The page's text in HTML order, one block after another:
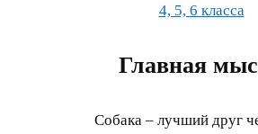
4, 5, 6 класса
Главная
Собака – лучший друг